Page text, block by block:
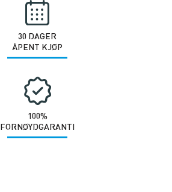
30 DAGER
ÅPENT KJØP
100%
FORNØYDGARANTI